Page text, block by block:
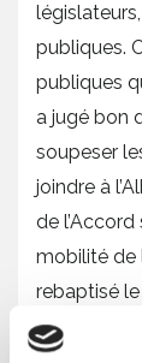
publiques.
publiques
a jugé bon
soupeser
joindre à
de
mobilité de
rebaptisé
Agreement